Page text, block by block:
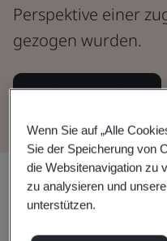
Perspektive einer
gezogen wurden.
Webinar ansehen
Wenn Sie auf „Alle
Sie der Speicherung von
die Websitenavigation zu
zu analysieren und
unterstützen.